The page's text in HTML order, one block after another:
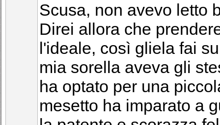
Scusa, non avevo letto
Direi allora che
l'ideale, così gliela fai
mia sorella aveva gli
ha optato per una
mesetto ha imparato a